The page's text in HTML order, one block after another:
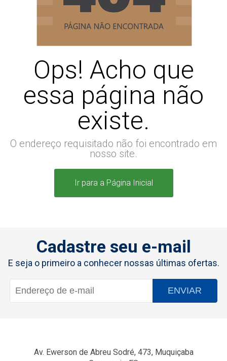
Ops! Acho que
essa página não
existe.
O endereço requisitado não foi encontrado em
nosso site.
Ir para a Página Inicial
Cadastre seu e-mail
E seja o primeiro a conhecer nossas últimas ofertas.
ENVIAR
Av. Ewerson de Abreu Sodré, 473, Muquiçaba